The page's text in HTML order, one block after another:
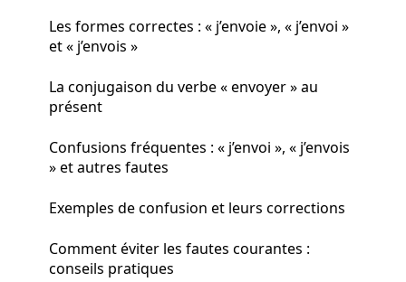
Les formes correctes : « j’envoie », « j’envoi »
et « j’envois »
La conjugaison du verbe « envoyer » au
présent
Confusions fréquentes : « j’envoi », « j’envois
» et autres fautes
Exemples de confusion et leurs corrections
Comment éviter les fautes courantes :
conseils pratiques